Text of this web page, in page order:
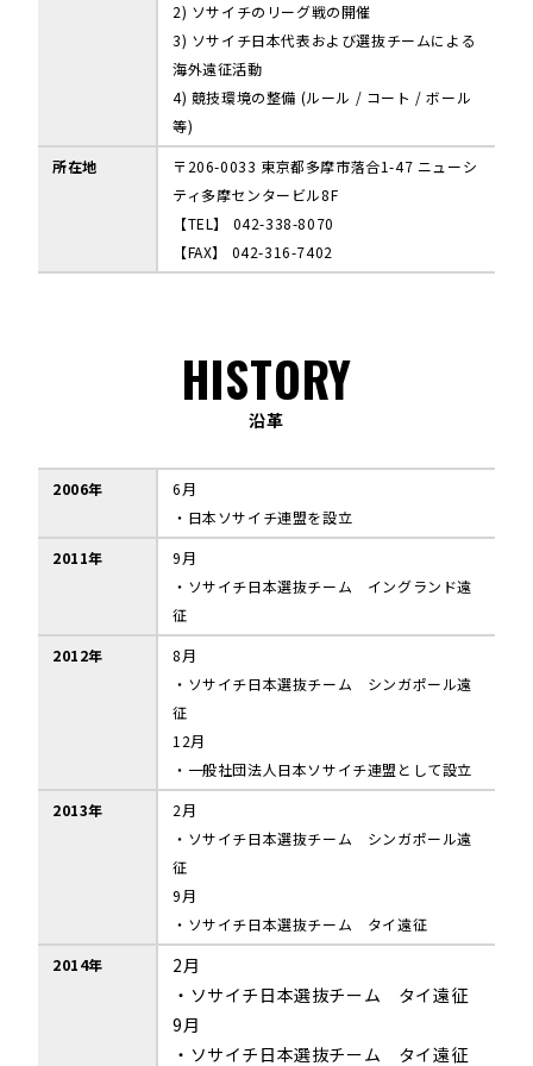
2) ソサイチのリーグ戦の開催
3) ソサイチ日本代表および選抜チームによる
海外遠征活動
4) 競技環境の整備 (ルール / コート / ボール
等)
所在地
〒206-0033 東京都多摩市落合1-47 ニューシ
ティ多摩センタービル8F
【TEL】 042-338-8070
【FAX】 042-316-7402
HISTORY
沿革
2006年
6月
・日本ソサイチ連盟を設立
2011年
9月
・ソサイチ日本選抜チーム イングランド遠
征
2012年
8月
・ソサイチ日本選抜チーム シンガポール遠
征
12月
・一般社団法人日本ソサイチ連盟として設立
2013年
2月
・ソサイチ日本選抜チーム シンガポール遠
征
9月
・ソサイチ日本選抜チーム タイ遠征
2014年
2月
・ソサイチ日本選抜チーム タイ遠征
9月
・ソサイチ日本選抜チーム タイ遠征